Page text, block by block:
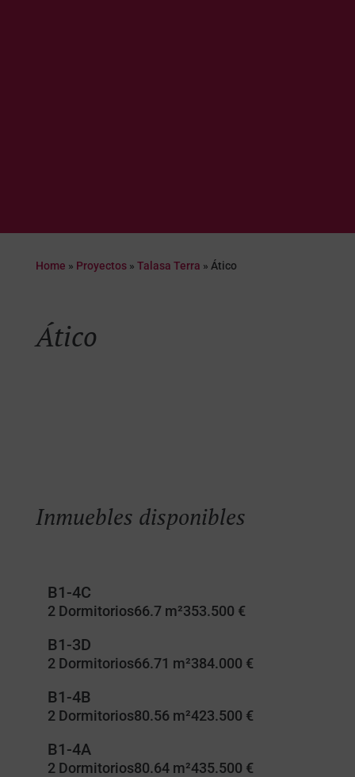
Home » Proyectos» Talasa Terra » Ático
Ático
Inmuebles disponibles
B1-4C
2 Dormitorios66.7 m²353.500 €
B1-3D
2 Dormitorios66.71 m²384.000 €
B1-4B
2 Dormitorios80.56 m²423.500 €
B1-4A
2 Dormitorios80.64 m²435.500 €